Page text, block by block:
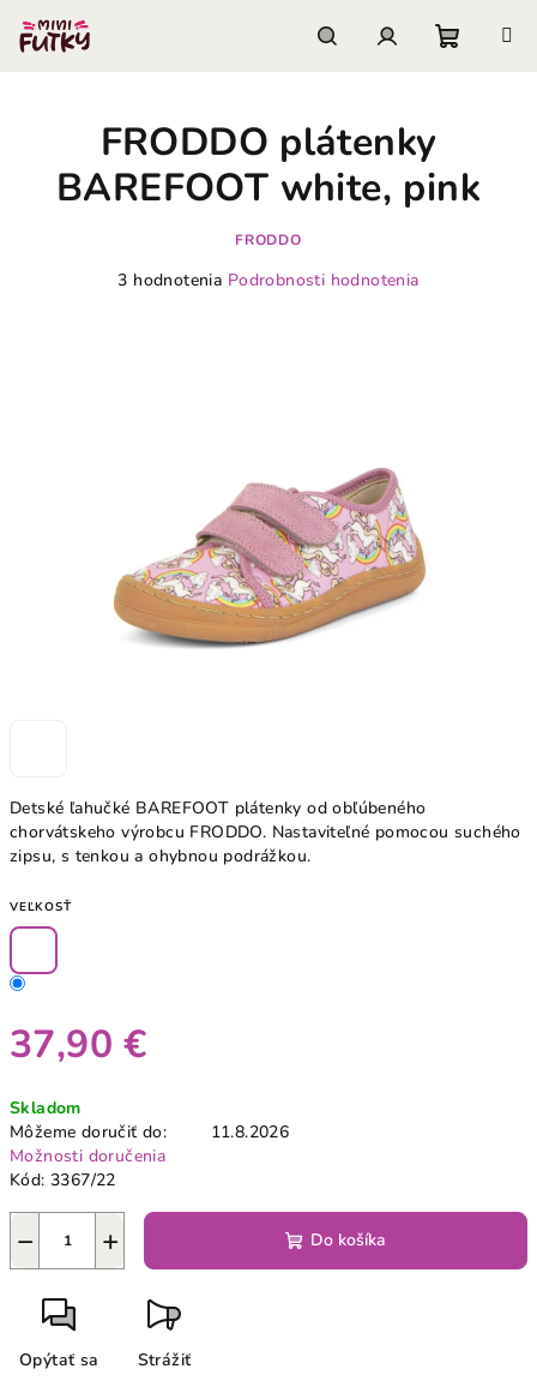
obsah
Detské ľahučké BAREFOOT plátenky od obľúbeného
chorvátskeho výrobcu FRODDO. Nastaviteľné pomocou suchého
zipsu, s tenkou a ohybnou podrážkou.
VEĽKOSŤ
37,90 €
cena:
Skladom
Môžeme doručiť do:
11.8.2026
Možnosti doručenia
Kód: 3367/22
+
− Do košíka
Opýtať sa Strážiť
FRODDO plátenky
BAREFOOT white, pink
FRODDO
Priemerné
3 hodnotenia Podrobnosti hodnotenia